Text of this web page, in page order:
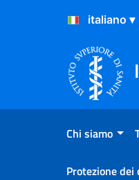
Salta al Contenuto
Salta al Footer
Chi siamo
Protezione dei